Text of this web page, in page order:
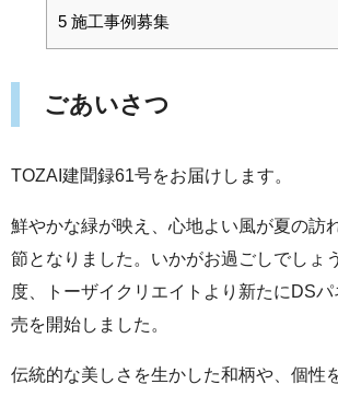
5 施工事例募集
ごあいさつ
TOZAI建聞録61号をお届けします。
鮮やかな緑が映え、心地よい風が夏の訪
節となりました。いかがお過ごしでしょ
度、トーザイクリエイトより新たにDS
売を開始しました。
伝統的な美しさを生かした和柄や、個性